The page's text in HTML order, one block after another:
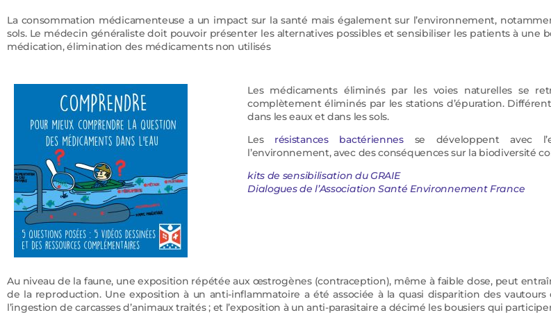
La consommation médicamenteuse a un impact sur la santé mais également sur l’environnement,
sols. Le médecin généraliste doit pouvoir présenter les alternatives possibles et sensibiliser les patients à une
médication, élimination des médicaments non utilisés
Les médicaments éliminés par les voies naturelles se
complètement éliminés par les stations d’épuration.
dans les eaux et dans les sols.
Lesrésistances bactériennesse développent avec
l’environnement, avec des conséquences sur la biodiversité
kits de sensibilisation du GRAIE
Dialogues de l’Association Santé Environnement France
Au niveau de la faune, une exposition répétée aux œstrogènes (contraception), même à faible dose, peut
de la reproduction. Une exposition à un anti-inflammatoire a été associée à la quasi disparition des vautours
l’ingestion de carcasses d’animaux traités ; et l’exposition à un anti-parasitaire a décimé les bousiers qui